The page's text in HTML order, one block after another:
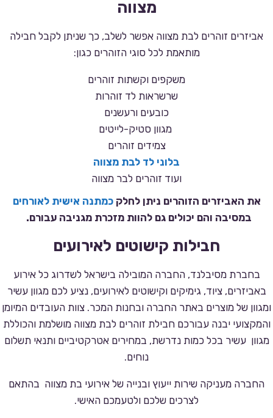
מצווה
אביזרים זוהרים לבת מצווה אפשר לשלב, כך שניתן לקבל חבילה
מותאמת לכל סוגי הזוהרים כגון:
משקפים וקשתות זוהרים
שרשראות לד זוהרות
כובעים ורעשנים
מגוון סטיק-לייטים
צמידים זוהרים
בלוני לד לבת מצווה
ועוד זוהרים לבר מצווה
את האביזרים הזוהרים ניתן לחלקכמתנה אישית לאורחים
במסיבה והם יכולים גם להוות מזכרת מגניבה עבורם.
חבילות קישוטים לאירועים
בחברת מסיבלנד, החברה המובילה בישראל לשדרוג כל אירוע
באביזרים, ציוד, גימיקים וקישוטים לאירועים, נציע לכם מגוון עשיר
ומגוון של מוצרים באתר החברה ובחנות המכר. צוות העובדים המיומן
והמקצועי יבנה עבורכם חבילת זוהרים לבת מצווה מושלמת והכוללת
מגוון עשיר בכל כמות נדרשת, במחירים אטרקטיביים ותנאי תשלום
נוחים.
החברה מעניקה שירות ייעוץ ובנייה של אירועי בת מצווה בהתאם
לצרכים שלכם ולטעמכם האישי.